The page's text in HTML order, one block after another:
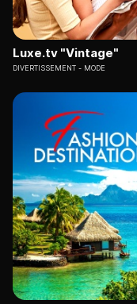
Luxe.tv "Vintage"
DIVERTISSEMENT MODE